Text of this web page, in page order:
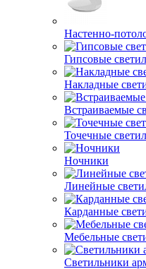
Настенно-
Гипсовые
Накладные
Встраиваемые
Точечные
Ночники
Линейные
Карданные
Мебельные
Светильники